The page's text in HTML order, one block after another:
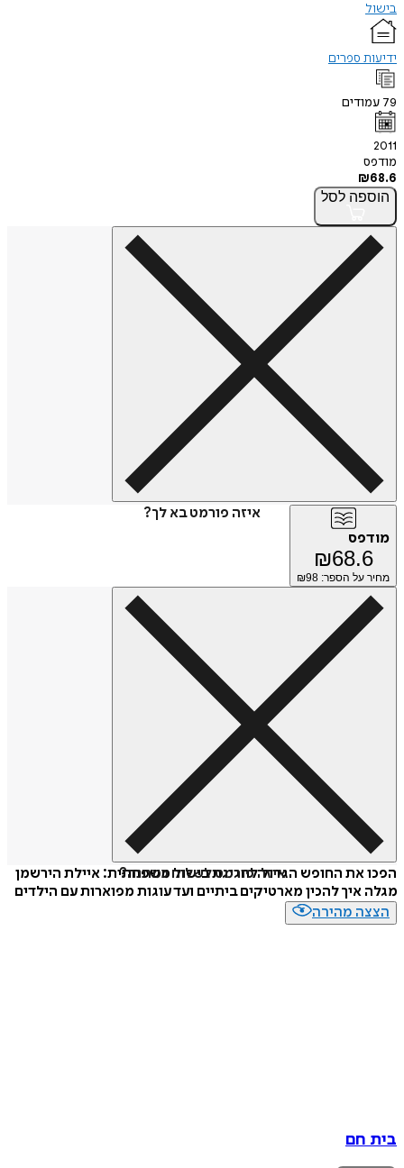
בישול
ידיעות ספרים
79 עמודים
2011
מודפס
₪68.6
הוספה לסל
איזה פורמט בא לך?
מודפס
₪68.6
מחיר על הספר: ₪ 98
איזה פורמט לשלוח כמתנה?
הפכו את החופש הגדול לחגיגת בישול משפחתית: איילת הירשמן
מגלה איך להכין מארטיקים ביתיים ועד עוגות מפוארות עם הילדים
הצצה מהירה
בית חם